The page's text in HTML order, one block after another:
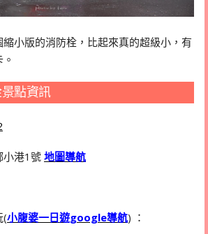
小版的消防栓，比起來真的超級小，有
點資訊
小港1號 地圖導航
(小腹婆一日遊google導航) ：